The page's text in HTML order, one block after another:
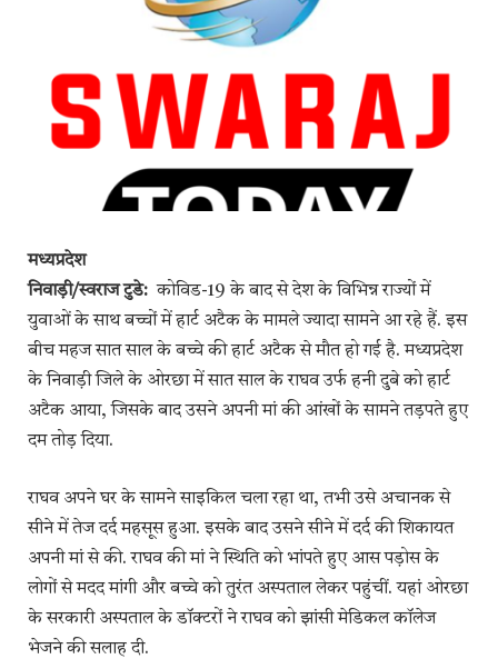
मध्यप्रदेश
निवाड़ी/स्वराज टुडे: कोविड-19 के बाद से देश के विभिन्न राज्यों में
युवाओं के साथ बच्चों में हार्ट अटैक के मामले ज्यादा सामने आ रहे हैं. इस
बीच महज सात साल के बच्चे की हार्ट अटैक से मौत हो गई है. मध्यप्रदेश
के निवाड़ी जिले के ओरछा में सात साल के राघव उर्फ हनी दुबे को हार्ट
अटैक आया, जिसके बाद उसने अपनी मां की आंखों के सामने तड़पते हुए
दम तोड़ दिया.
राघव अपने घर के सामने साइकिल चला रहा था, तभी उसे अचानक से
सीने में तेज दर्द महसूस हुआ. इसके बाद उसने सीने में दर्द की शिकायत
अपनी मां से की. राघव की मां ने स्थिति को भांपते हुए आस पड़ोस के
लोगों से मदद मांगी और बच्चे को तुरंत अस्पताल लेकर पहुंचीं. यहां ओरछा
के सरकारी अस्पताल के डॉक्टरों ने राघव को झांसी मेडिकल कॉलेज
भेजने की सलाह दी.